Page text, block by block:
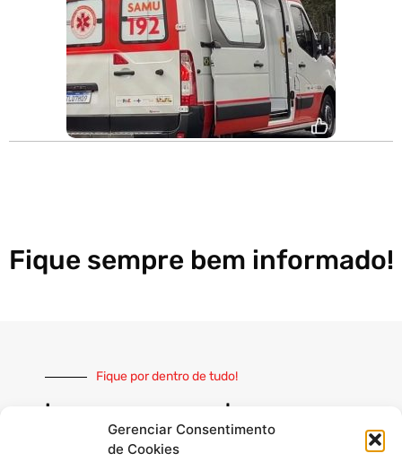
Gerenciar Consentimento
de Cookies
Fique sempre bem informado!
Fique por dentro de tudo!
Inscreva-se e receba nossas
notícias sempre atualizadas